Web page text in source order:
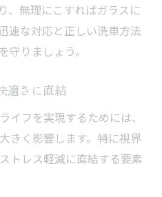
、無理にこすればガラスに
速な対応と正しい洗車方法
守りましょう。
適さに直結
イフを実現するためには、
きく影響します。特に視界
トレス軽減に直結する要素